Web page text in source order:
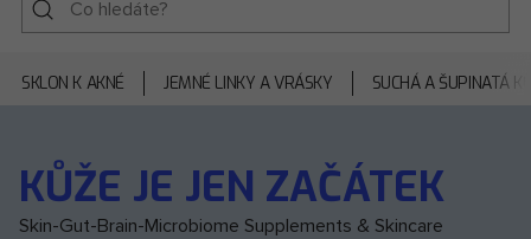
SKLON K AKNÉ JEMNÉ LINKY A VRÁSKY SUCHÁ A ŠUPINATÁ
KŮŽE JE JEN ZAČÁTEK
Skin-Gut-Brain-Microbiome Supplements & Skincare